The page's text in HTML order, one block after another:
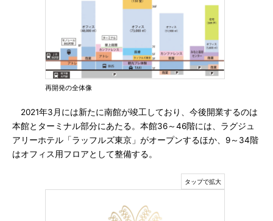
再開発の全体像
2021年3月には新たに南館が竣工しており、今後開業するのは
本館とターミナル部分にあたる。本館36～46階には、ラグジュ
アリーホテル「ラッフルズ東京」がオープンするほか、9～34階
はオフィス用フロアとして整備する。